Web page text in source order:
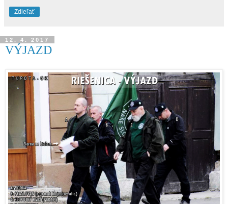
Zdieľať
12. 4. 2017
VÝJAZD